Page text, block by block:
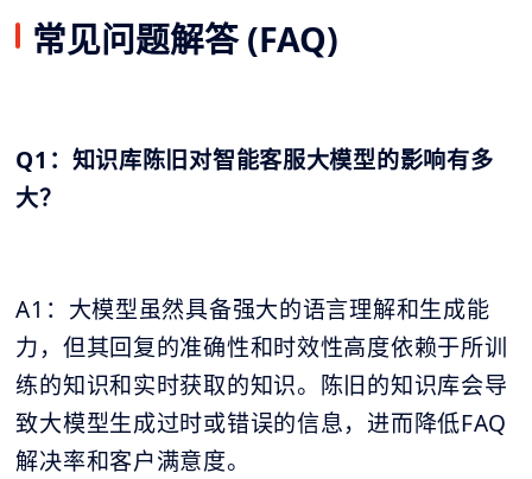
常见问题解答 (FAQ)
Q1：知识库陈旧对智能客服大模型的影响有多
大？
A1：大模型虽然具备强大的语言理解和生成能
力，但其回复的准确性和时效性高度依赖于所训
练的知识和实时获取的知识。陈旧的知识库会导
致大模型生成过时或错误的信息，进而降低FAQ
解决率和客户满意度。